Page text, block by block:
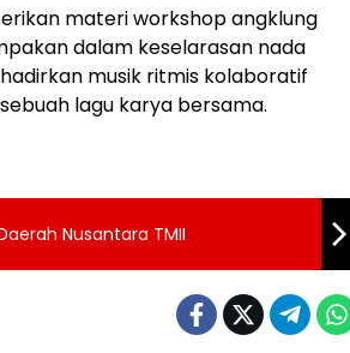
materi workshop angklung
dalam keselarasan nada
musik ritmis kolaboratif
lagu karya bersama.
Nusantara TMII